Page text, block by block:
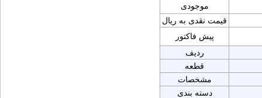
موجودی
قیمت نقدی به ریال
پیش فاکتور
ردیف
قطعه
مشخصات
دسته بندی